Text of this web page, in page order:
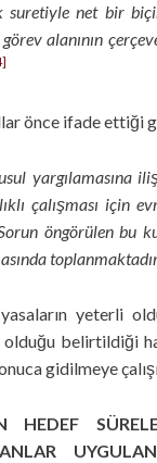
suretiyle net bir
alanının
önce ifade ettiği
yargılamasına
çalışması için
öngörülen bu
yeterli
olduğu belirtildiği
gidilmeye
HEDEF